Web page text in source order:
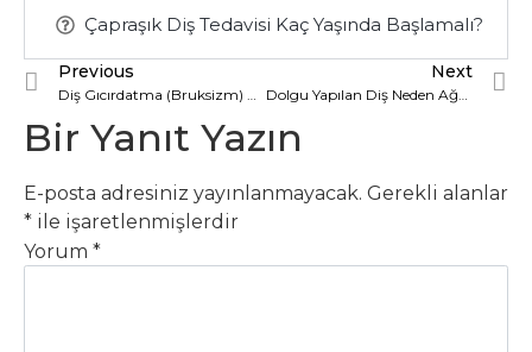
Çapraşık Diş Tedavisi Kaç Yaşında Başlamalı?
Previous
Diş Gıcırdatma (Bruksizm) Hangi Problemlere Yol Açabilir?
Next
Dolgu Yapılan Diş Neden Ağrıyabilir?
Bir Yanıt Yazın
E-posta adresiniz yayınlanmayacak. Gerekli alanlar
* ile işaretlenmişlerdir
Yorum *